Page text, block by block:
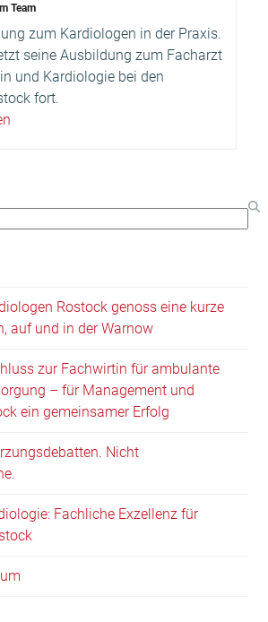
Team
zum Kardiologen in der Praxis.
seine Ausbildung zum Facharzt
und Kardiologie bei den
fort.
Rostock genoss eine kurze
auf und in der Warnow
zur Fachwirtin für ambulante
– für Management und
ein gemeinsamer Erfolg
Nicht
Fachliche Exzellenz für